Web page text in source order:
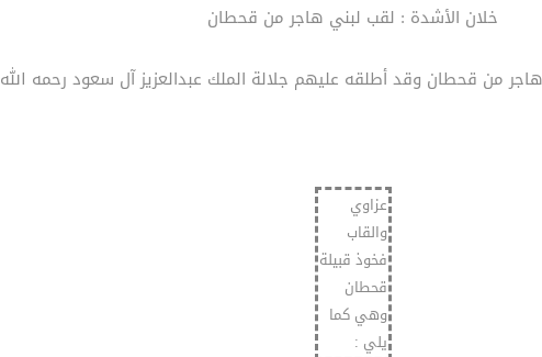
خلان الأشدة : لقب لبني هاجر من قحطان
من قحطان وقد أطلقه عليهم جلالة الملك عبدالعزيز آل سعود رحمه الله
عزاوي
والقاب
فخوذ قبيلة
قحطان
وهي كما
يلي :